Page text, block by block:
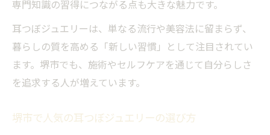
セルフケアに最適な耳つぼジュエリーの選
択法
耳つぼジュエリー活用で毎日を快適にする
コツ
専門知識の習得につながる点も大きな魅力です。
耳つぼジュエリーは、単なる流行や美容法に留まらず、
暮らしの質を高める「新しい習慣」として注目されてい
ます。堺市でも、施術やセルフケアを通じて自分らしさ
を追求する人が増えています。
堺市で人気の耳つぼジュエリーの選び方